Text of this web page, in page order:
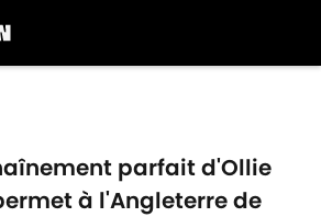
parfait d'Ollie
à l'Angleterre de